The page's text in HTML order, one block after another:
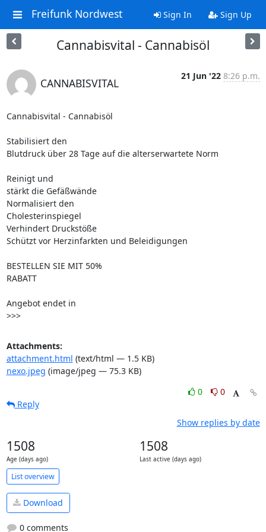
Freifunk Nordwest Sign In Sign Up
Cannabisvital - Cannabisöl
CANNABISVITAL
21 Jun '22 8:26 p.m.
Cannabisvital - Cannabisöl
Stabilisiert den
Blutdruck über 28 Tage auf die alterserwartete Norm
Reinigt und
stärkt die Gefäßwände
Normalisiert den
Cholesterinspiegel
Verhindert Druckstöße
Schützt vor Herzinfarkten und Beleidigungen
BESTELLEN SIE MIT 50%
RABATT
Angebot endet in
>>>
Attachments:
attachment.html (text/html — 1.5 KB)
nexo.jpeg (image/jpeg — 75.3 KB)
0
0
Reply
Show replies by date
1508
Age (days ago)
1508
Last active (days ago)
List overview
Download
0 comments